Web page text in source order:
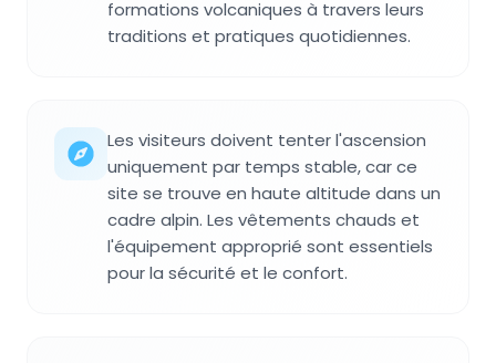
formations volcaniques à travers leurs
traditions et pratiques quotidiennes.
Les visiteurs doivent tenter l'ascension
uniquement par temps stable, car ce
site se trouve en haute altitude dans un
cadre alpin. Les vêtements chauds et
l'équipement approprié sont essentiels
pour la sécurité et le confort.